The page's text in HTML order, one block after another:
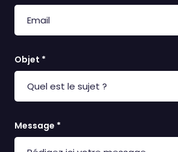
Objet *
Message *